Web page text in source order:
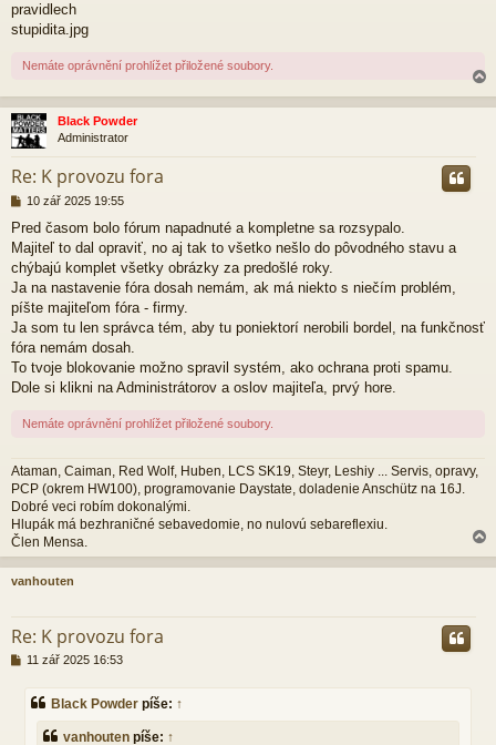
pravidlech
stupidita.jpg
Nemáte oprávnění prohlížet přiložené soubory.
a
h
Black Powder
Administrator
Re: K provozu fora
P
í
s
p
ě
v
e
k
10 zář 2025 19:55
Pred časom bolo fórum napadnuté a kompletne sa rozsypalo.
Majiteľ to dal opraviť, no aj tak to všetko nešlo do pôvodného stavu a
chýbajú komplet všetky obrázky za predošlé roky.
Ja na nastavenie fóra dosah nemám, ak má niekto s niečím problém,
píšte majiteľom fóra - firmy.
Ja som tu len správca tém, aby tu poniektorí nerobili bordel, na funkčnosť
fóra nemám dosah.
To tvoje blokovanie možno spravil systém, ako ochrana proti spamu.
Dole si klikni na Administrátorov a oslov majiteľa, prvý hore.
Nemáte oprávnění prohlížet přiložené soubory.
Ataman, Caiman, Red Wolf, Huben, LCS SK19, Steyr, Leshiy ... Servis, opravy,
PCP (okrem HW100), programovanie Daystate, doladenie Anschütz na 16J.
Dobré veci robím dokonalými.
Hlupák má bezhraničné sebavedomie, no nulovú sebareflexiu.
Člen Mensa.
a
h
vanhouten
Re: K provozu fora
P11 zář 2025 16:53
Black Powder píše: ↑
vanhouten píše: ↑